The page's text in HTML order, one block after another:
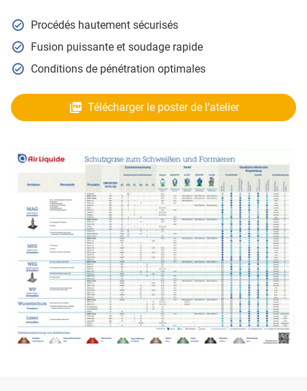
Procédés hautement sécurisés
Fusion puissante et soudage rapide
Conditions de pénétration optimales
Télécharger le poster de l’atelier